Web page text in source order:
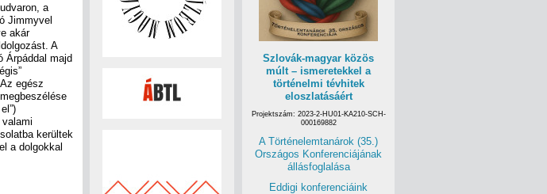
a
Jimmyvel
akár
A
Árpáddal majd
egész
kerültek
a dolgokkal
Szlovák-magyar közös
múlt – ismeretekkel a
történelmi tévhitek
eloszlatásáért
Projektszám: 2023-2-HU01-KA210-SCH-
000169882
A Történelemtanárok (35.)
Országos Konferenciájának
állásfoglalása
Eddigi konferenciáink